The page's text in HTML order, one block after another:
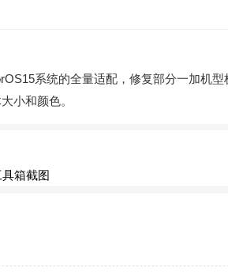
系统的全量适配，修复部分一加机
小和颜色。